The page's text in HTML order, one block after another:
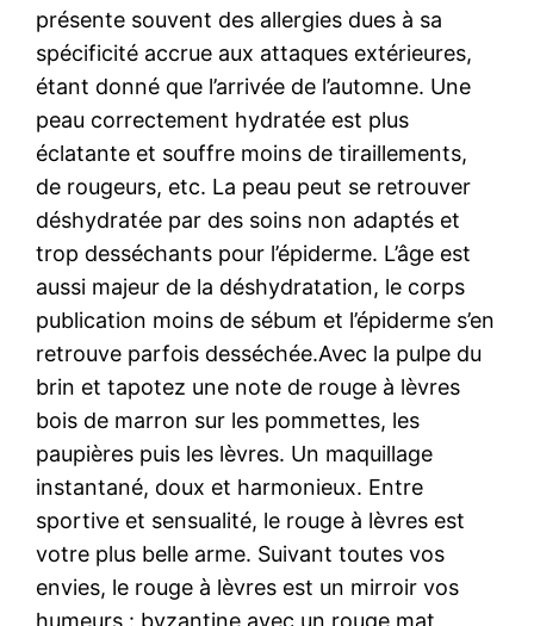
présente souvent des allergies dues à sa
spécificité accrue aux attaques extérieures,
étant donné que l’arrivée de l’automne. Une
peau correctement hydratée est plus
éclatante et souffre moins de tiraillements,
de rougeurs, etc. La peau peut se retrouver
déshydratée par des soins non adaptés et
trop desséchants pour l’épiderme. L’âge est
aussi majeur de la déshydratation, le corps
publication moins de sébum et l’épiderme s’en
retrouve parfois desséchée.Avec la pulpe du
brin et tapotez une note de rouge à lèvres
bois de marron sur les pommettes, les
paupières puis les lèvres. Un maquillage
instantané, doux et harmonieux. Entre
sportive et sensualité, le rouge à lèvres est
votre plus belle arme. Suivant toutes vos
envies, le rouge à lèvres est un mirroir vos
humeurs : byzantine avec un rouge mat,